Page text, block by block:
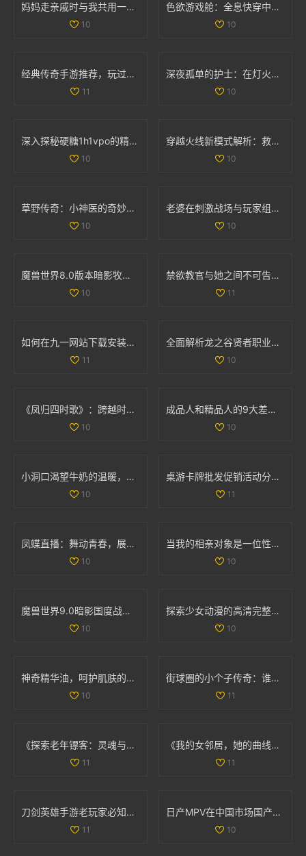
妈妈走亲戚时与我共用一间房子的利与弊探讨
10
色欲游戏舱：全息快穿中的情感交错与命运挑战之旅
10
经典传奇手游推荐，玩过这两款你绝对老道了！
11
深夜孤单的护士：在灯火阑珊中守护生命的坚定身影
10
深入探秘硬糖1h1vpo的精彩世界与独特魅力
10
穿越火线新模式解析：救世主与生化终结者的精彩对抗
10
草野传奇：小神医的奇妙人生与风流韵事
10
老婆在刺激战场与玩家组队搭档，让我心酸不已
10
魔兽世界8.0版本暗影牧师PVP天赋全面解析与最佳选择指南
10
禁欲教官与她之间不可告人的秘密与欲望探寻
11
如何在九一网站下载安装NBA应用程序的详细步骤解析
11
全面解析龙之谷贤者职业加点与武器选择策略
10
《凤归四时歌》：跨越时空的爱情传奇与古风魅力
10
成品人和精品人的9大差异解析，揭示更深层次的发展哲学
10
小洞口渴望牛奶的温暖，满足它的小心愿
10
桌游卡牌批发促销活动分析及产地货源信息介绍
11
凤蝶直播：舞动青春，展现魅力人生的全新平台
10
当我的相亲对象是一位性格强硬的学生时，我该如何应对
10
魔兽世界9.0暗影国度战士职业与专精重磅调优解析
10
探索少女动漫的高清完整版免费观看新选择
10
神奇精华油，呵护肌肤的润泽秘密与使用心得宝典
10
街球圈的小个子传奇：谁才是你心中的篮球顶峰人物
11
《探索老年镖客：灵魂与冒险交织的故事大揭秘》
11
《我的女邻居，她的曲线与故事交织的生活》
11
刀剑英雄手游老玩家必知的职业选择与入门技巧分享
11
日产MPV在中国市场国产化进程如何？探索背后原因与影响
10